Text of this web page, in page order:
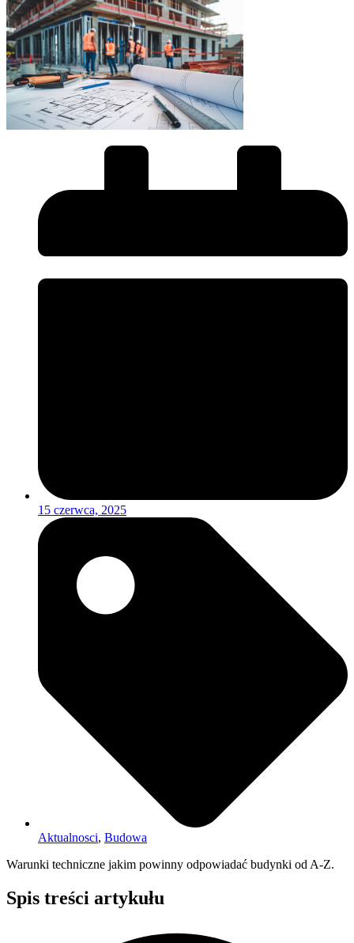
15 czerwca, 2025
Aktualnosci, Budowa
Warunki techniczne jakim powinny odpowiadać budynki od A-Z.
Spis treści artykułu